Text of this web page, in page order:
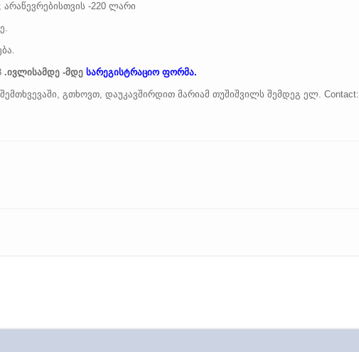
არაწევრებისთვის -220 ლარი
.ივლისამდე -მდე სარეგისტრაციო ფორმა.
გთხოვთ, დაუკავშირდით მარიამ თუშიშვილს შემდეგ ელ. Contact: